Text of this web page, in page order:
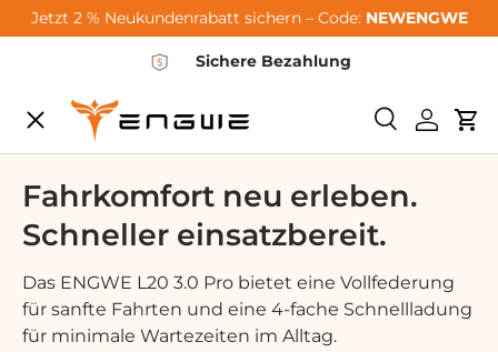
Gå til indhold
Jetzt 2 % Neukundenrabatt sichern – Code: NEWENGWE
Sichere Bezahlung
SøgeLog ind
Menu
City-Sale
E-Bikes
Zubehör
Fahrkomfort neu erleben.
Schneller einsatzbereit.
Das ENGWE L20 3.0 Pro bietet eine Vollfederung
für sanfte Fahrten und eine 4-fache Schnellladung
für minimale Wartezeiten im Alltag.